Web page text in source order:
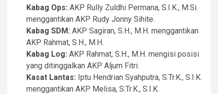
Kabag Ops: AKP Rully Zuldhi Permana, S.I.K., M.Si.
menggantikan AKP Rudy Jonny Sihite.
Kabag SDM: AKP Sagiran, S.H., M.H. menggantikan
AKP Rahmat, S.H., M.H.
Kabag Log: AKP Rahmat, S.H., M.H. mengisi posisi
yang ditinggalkan AKP Aljum Fitri.
Kasat Lantas: Iptu Hendrian Syahputra, S.Tr.K., S.I.K.
menggantikan AKP Melisa, S.Tr.K., S.I.K.